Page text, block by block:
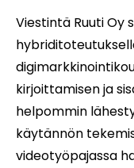
Viestintä Ruuti Oy
kirjoittamisen ja
helpommin
käytännön
videotyöpajassa